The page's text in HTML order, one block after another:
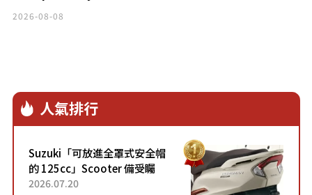
2026-08-08
人氣排行
Suzuki「可放進全罩式安全帽
的 125cc」Scooter 備受矚
目！採用全新流線設計與各項
2026.07.20